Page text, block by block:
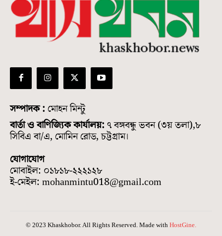
সম্পাদক : মোহন মিন্টু
বার্তা ও বাণিজ্যিক কার্যালয়: ৭ বঙ্গবন্ধু ভবন (৩য় তলা),৮
সিবিএ বা/এ, মোমিন রোড, চট্টগ্রাম।
যোগাযোগ
মোবাইল: ০১৮১৮-২২২১২৮
ই-মেইল: mohanmintu018@gmail.com
© 2023 Khaskhobor. All Rights Reserved. Made with HostGine.